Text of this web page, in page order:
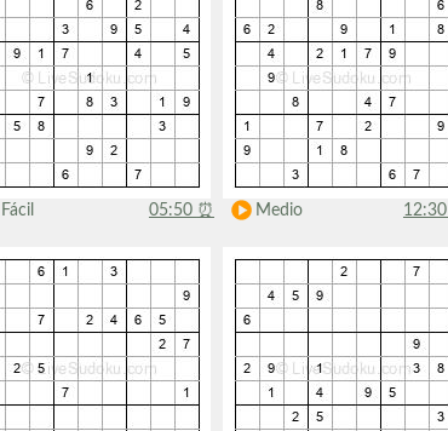
Fácil 05:50 ⏰ Medio 12:30